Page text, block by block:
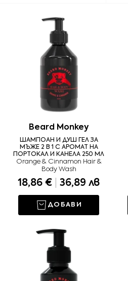
Beard Monkey
ШАМПОАН И ДУШ ГЕЛ ЗА
МЪЖЕ 2 В 1 С АРОМАТ НА
ПОРТОКАЛ И КАНЕЛА 250 МЛ
Orange & Cinnamon Hair &
Body Wash
18,86 € 36,89 лв
ДОБАВИ